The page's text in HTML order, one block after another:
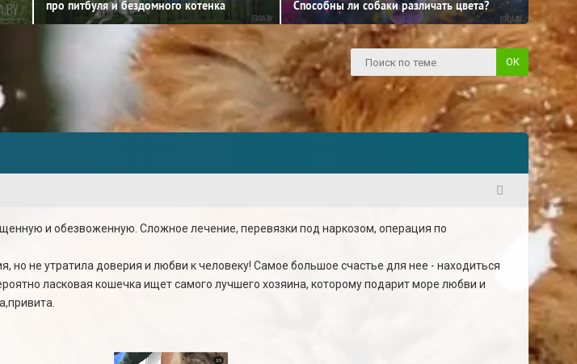
про питбуля и бездомного котенка
Способны ли собаки различать цвета?
и обезвоженную. Сложное лечение, перевязки под наркозом, операция по
но не утратила доверия и любви к человеку! Самое большое счастье для нее - находиться
ласковая кошечка ищет самого лучшего хозяина, которому подарит море любви и